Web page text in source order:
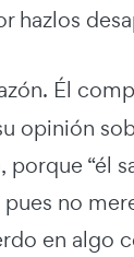
hazlos
Él
opinión
“él
no
en algo